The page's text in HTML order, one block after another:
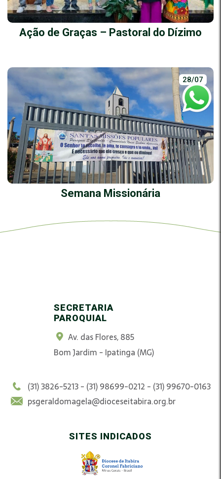
Ação de Graças – Pastoral do Dízimo
28/07
Semana Missionária
SECRETARIA
PAROQUIAL
Av. das Flores, 885
Bom Jardim - Ipatinga (MG)
(31) 3826-5213 - (31) 98699-0212 - (31) 99670-0163
psgeraldomagela@dioceseitabira.org.br
SITES INDICADOS